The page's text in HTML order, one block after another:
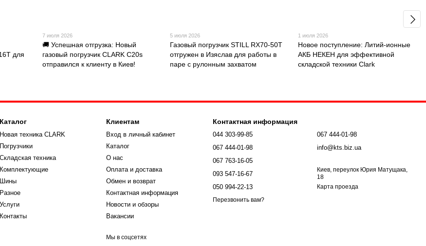
для
7 июля 2026
🚚 Успешная отгрузка: Новый
газовый погрузчик CLARK C20s
отправился к клиенту в Киев!
5 июля 2026
Газовый погрузчик STILL RX70-50T
отгружен в Изяслав для работы в
паре с рулонным захватом
1 июля 2026
Новое поступление: Литий-ионные
АКБ НЕКЕН для эффективной
складской техники Clark
Каталог
Новая техника CLARK
Погрузчики
Складская техника
Комплектующие
Шины
Разное
Услуги
Контакты
Клиентам
Вход в личный кабинет
Каталог
О нас
Оплата и доставка
Обмен и возврат
Контактная информация
Новости и обзоры
Вакансии
Мы в соцсетях
Контактная информация
044 303-99-85
067 444-01-98
067 763-16-05
093 547-16-67
050 994-22-13
Перезвонить вам?
067 444-01-98
info@kts.biz.ua
Киев, переулок Юрия Матущака,
18
Карта проезда